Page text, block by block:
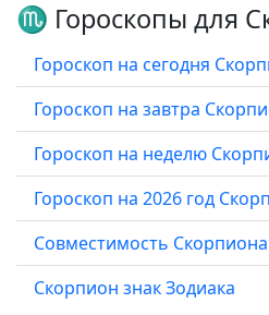
♏ Гороскопы для
Гороскоп на сегодня
Гороскоп на завтра
Гороскоп на неделю
Гороскоп на 2026 год
Совместимость Скорпиона
Скорпион знак Зодиака